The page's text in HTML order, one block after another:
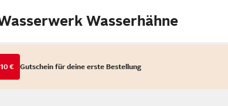
Wasserhähne
10 € Gutschein für deine erste Bestellung